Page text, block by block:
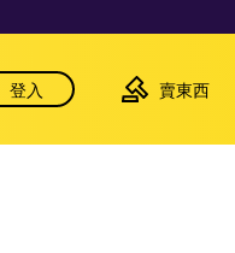
登入 賣東西